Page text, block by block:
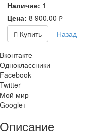
Наличие: 1
Цена: 8 900.00 руб.
Купить Назад
Вконтакте
Одноклассники
Facebook
Twitter
Мой мир
Google+
Описание